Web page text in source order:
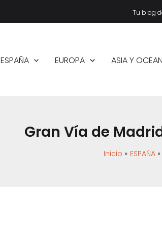
Tu blog
ESPAÑA EUROPA ASIA Y
Gran Vía de
Inicio ESPAÑA